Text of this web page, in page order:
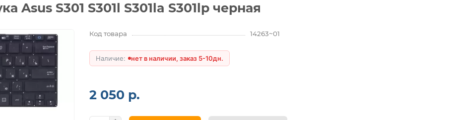
Asus S301 S301l S301la S301lp черная
Код товара 14263~01
нет в наличии, заказ 5-10дн.
2 050 р.